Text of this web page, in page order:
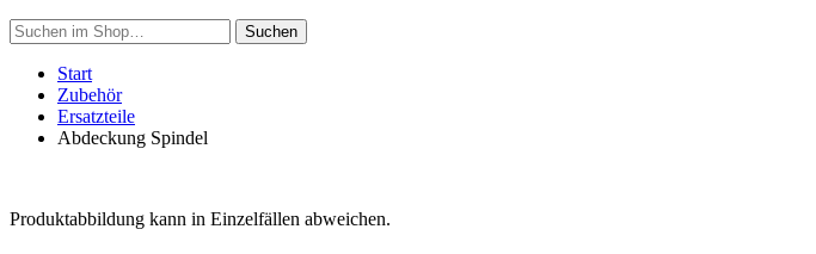
Suchen
Start
Zubehör
Ersatzteile
Abdeckung Spindel
Produktabbildung kann in Einzelfällen abweichen.